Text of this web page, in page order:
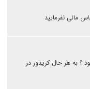
مالی نفرمایید
؟ به هر حال کریدور در